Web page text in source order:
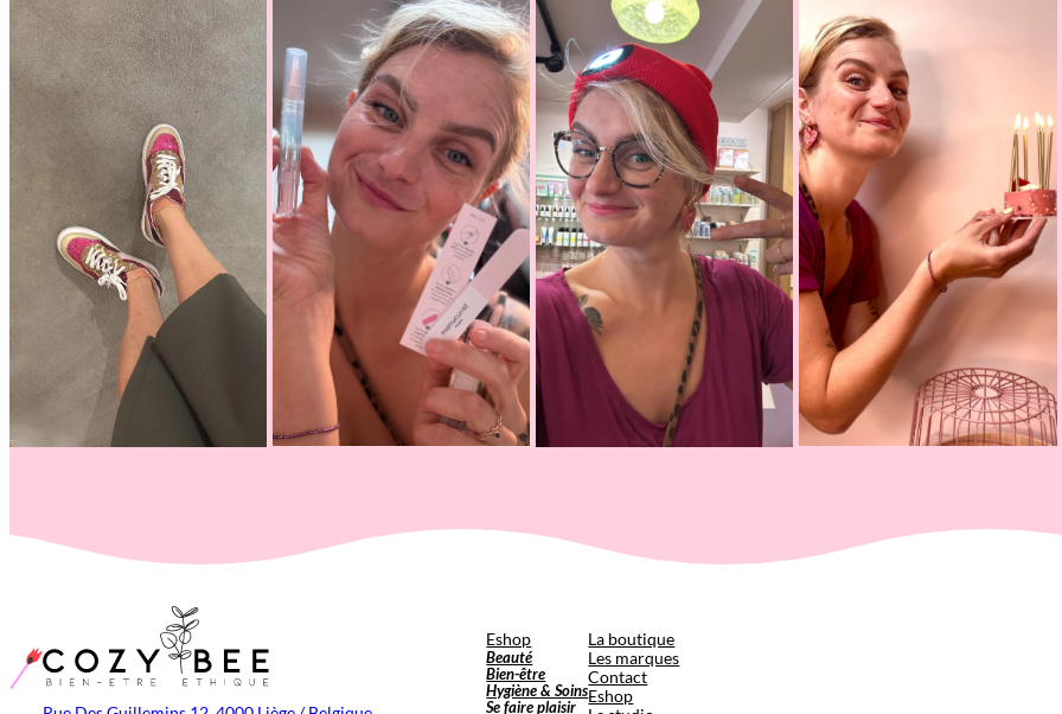
Eshop
Beauté
Bien-être
Hygiène & Soins
Se faire plaisir
La boutique
Les marques
Contact
Eshop